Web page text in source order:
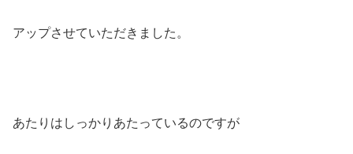
アップさせていただきました。
あたりはしっかりあたっているのですが